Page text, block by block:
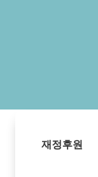
재정후원